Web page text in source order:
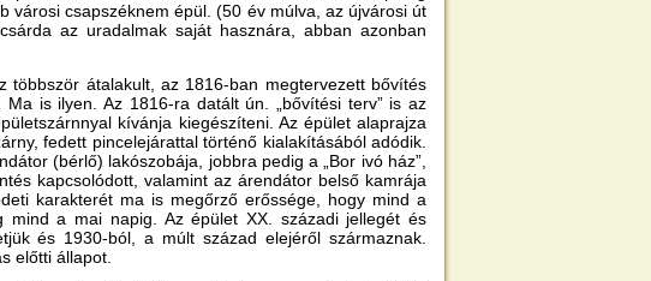
városi csapszéknem épül. (50 év múlva, az újvárosi út
az uradalmak saját hasznára, abban azonban
többször átalakult, az 1816-ban megtervezett bővítés
is ilyen. Az 1816-ra datált ún. „bővítési terv” is az
kívánja kiegészíteni. Az épület alaprajza
fedett pincelejárattal történő kialakításából adódik.
(bérlő) lakószobája, jobbra pedig a „Bor ivó ház”,
kapcsolódott, valamint az árendátor belső kamrája
karakterét ma is megőrző erőssége, hogy mind a
a mai napig. Az épület XX. századi jellegét és
és 1930-ból, a múlt század elejéről származnak.
előtti állapot.